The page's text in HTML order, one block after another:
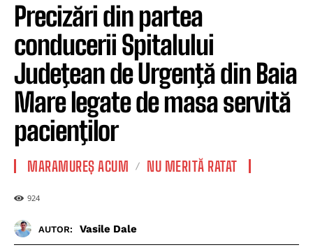
Precizări din partea
conducerii Spitalului
Judeţean de Urgenţă din Baia
Mare legate de masa servită
pacienţilor
MARAMUREȘ ACUM NU MERITĂ RATAT
924
AUTOR: Vasile Dale